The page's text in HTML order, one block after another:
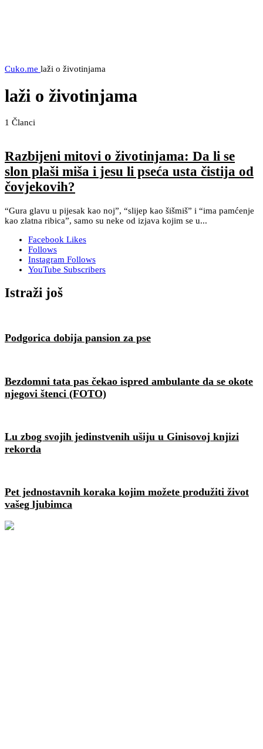
Cuko.me laži o životinjama
laži o životinjama
1 Članci
Razbijeni mitovi o životinjama: Da li se
slon plaši miša i jesu li pseća usta čistija od
čovjekovih?
“Gura glavu u pijesak kao noj”, “slijep kao šišmiš” i “ima pamćenje
kao zlatna ribica”, samo su neke od izjava kojim se u...
Facebook Likes
Follows
Instagram Follows
YouTube Subscribers
Istraži još
Podgorica dobija pansion za pse
Bezdomni tata pas čekao ispred ambulante da se okote
njegovi štenci (FOTO)
Lu zbog svojih jedinstvenih ušiju u Ginisovoj knjizi
rekorda
Pet jednostavnih koraka kojim možete produžiti život
vašeg ljubimca